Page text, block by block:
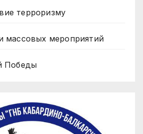
терроризму
массовых мероприятий
Победы